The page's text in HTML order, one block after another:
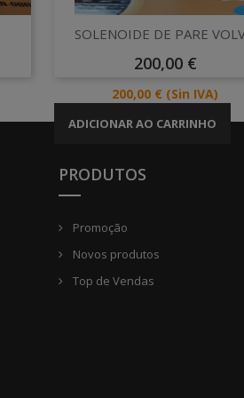
Vista rápida
SOLENOIDE DE PARE
Preço
200,00 €
Preço
200,00 € (Sin IVA)
ADICIONAR AO CARRINHO
PRODUTOS
Promoção
Novos produtos
Top de Vendas